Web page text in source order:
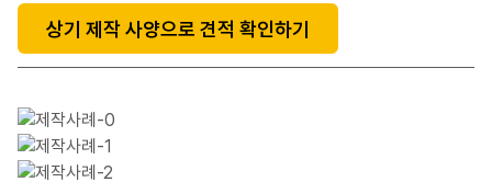
상기 제작 사양으로 견적 확인하기